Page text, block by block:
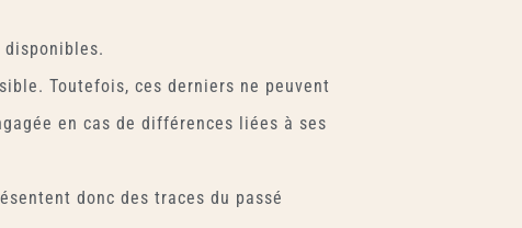
Toutefois, ces derniers ne peuvent
en cas de différences liées à ses
donc des traces du passé